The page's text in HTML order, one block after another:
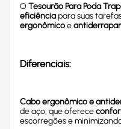
OTesourão Para Poda
eficiênciapara suas
ergonômicoe
Diferenciais:
Cabo ergonômico e
de aço, que oferece
escorregões e